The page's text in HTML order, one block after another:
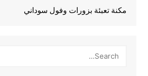
مكنة تعبئة بزورات وفول سوداني